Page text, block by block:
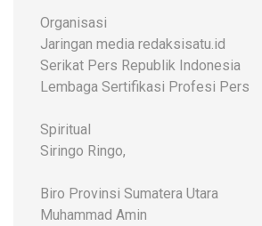
Organisasi
Jaringan media redaksisatu.id
Serikat Pers Republik Indonesia
Lembaga Sertifikasi Profesi Pers
Spiritual
Siringo Ringo,
Biro Provinsi Sumatera Utara
Muhammad Amin